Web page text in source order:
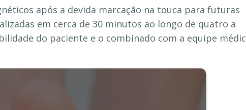
após a devida marcação na touca para futuras
em cerca de 30 minutos ao longo de quatro a
do paciente e o combinado com a equipe